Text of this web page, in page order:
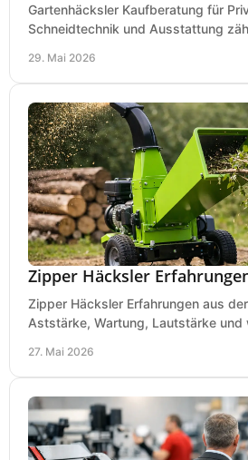
Gartenhäcksler Kaufberatung für
Schneidtechnik und Ausstattung
29. Mai 2026
Zipper Häcksler
Zipper Häcksler Erfahrungen aus
Aststärke, Wartung, Lautstärke und
27. Mai 2026